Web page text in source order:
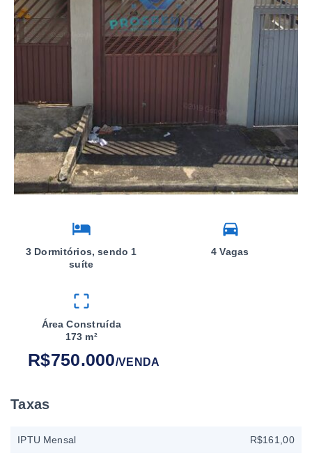
3 Dormitórios, sendo 1
suíte
4 Vagas
Área Construída
173 m²
R$750.000/VENDA
Taxas
IPTU Mensal R$161,00